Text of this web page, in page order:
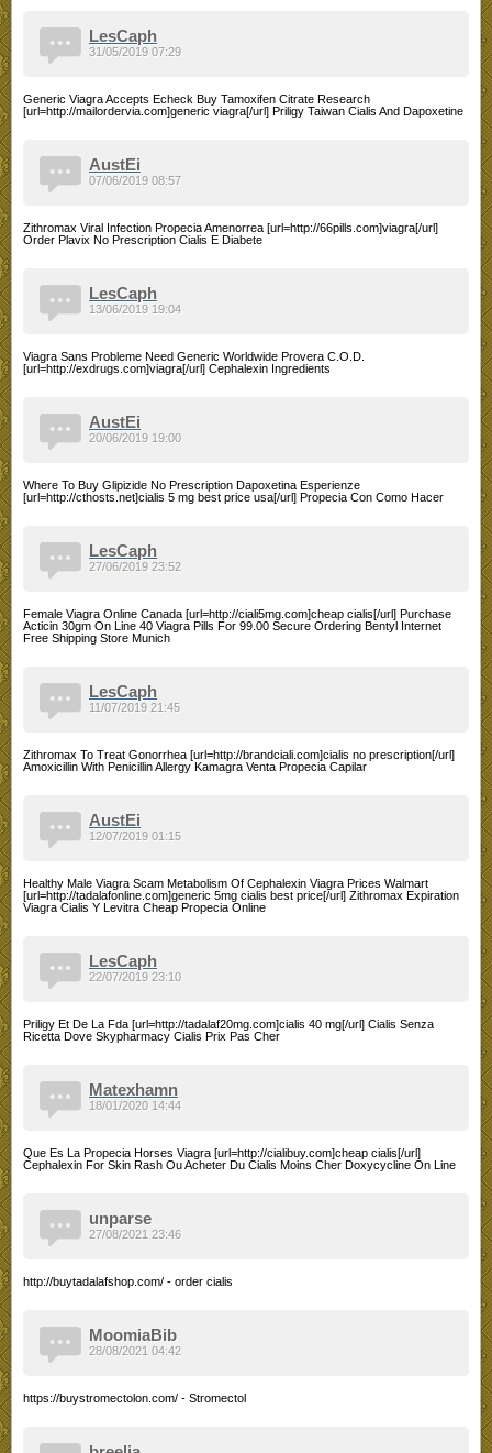
LesCaph
Generic Viagra Accepts Echeck Buy Tamoxifen Citrate Research
[url=http://mailordervia.com]generic viagra[/url] Priligy Taiwan Cialis And Dapoxetine
31/05/2019 07:29
AustEi
Zithromax Viral Infection Propecia Amenorrea [url=http://66pills.com]viagra[/url]
Order Plavix No Prescription Cialis E Diabete
07/06/2019 08:57
LesCaph
Viagra Sans Probleme Need Generic Worldwide Provera C.O.D.
[url=http://exdrugs.com]viagra[/url] Cephalexin Ingredients
13/06/2019 19:04
AustEi
Where To Buy Glipizide No Prescription Dapoxetina Esperienze
[url=http://cthosts.net]cialis 5 mg best price usa[/url] Propecia Con Como Hacer
20/06/2019 19:00
LesCaph
Female Viagra Online Canada [url=http://ciali5mg.com]cheap cialis[/url] Purchase
Acticin 30gm On Line 40 Viagra Pills For 99.00 Secure Ordering Bentyl Internet
Free Shipping Store Munich
27/06/2019 23:52
LesCaph
Zithromax To Treat Gonorrhea [url=http://brandciali.com]cialis no prescription[/url]
Amoxicillin With Penicillin Allergy Kamagra Venta Propecia Capilar
11/07/2019 21:45
AustEi
Healthy Male Viagra Scam Metabolism Of Cephalexin Viagra Prices Walmart
[url=http://tadalafonline.com]generic 5mg cialis best price[/url] Zithromax Expiration
Viagra Cialis Y Levitra Cheap Propecia Online
12/07/2019 01:15
LesCaph
Priligy Et De La Fda [url=http://tadalaf20mg.com]cialis 40 mg[/url] Cialis Senza
Ricetta Dove Skypharmacy Cialis Prix Pas Cher
22/07/2019 23:10
Matexhamn
Que Es La Propecia Horses Viagra [url=http://cialibuy.com]cheap cialis[/url]
Cephalexin For Skin Rash Ou Acheter Du Cialis Moins Cher Doxycycline On Line
18/01/2020 14:44
unparse
http://buytadalafshop.com/ - order cialis
27/08/2021 23:46
MoomiaBib
https://buystromectolon.com/ - Stromectol
28/08/2021 04:42